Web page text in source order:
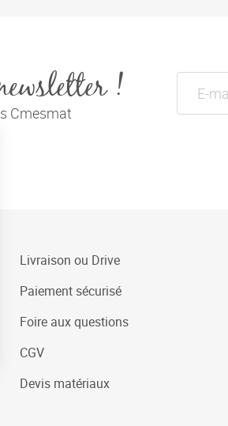
!
Cmesmat
Livraison ou Drive
Paiement sécurisé
Foire aux questions
CGV
Devis matériaux